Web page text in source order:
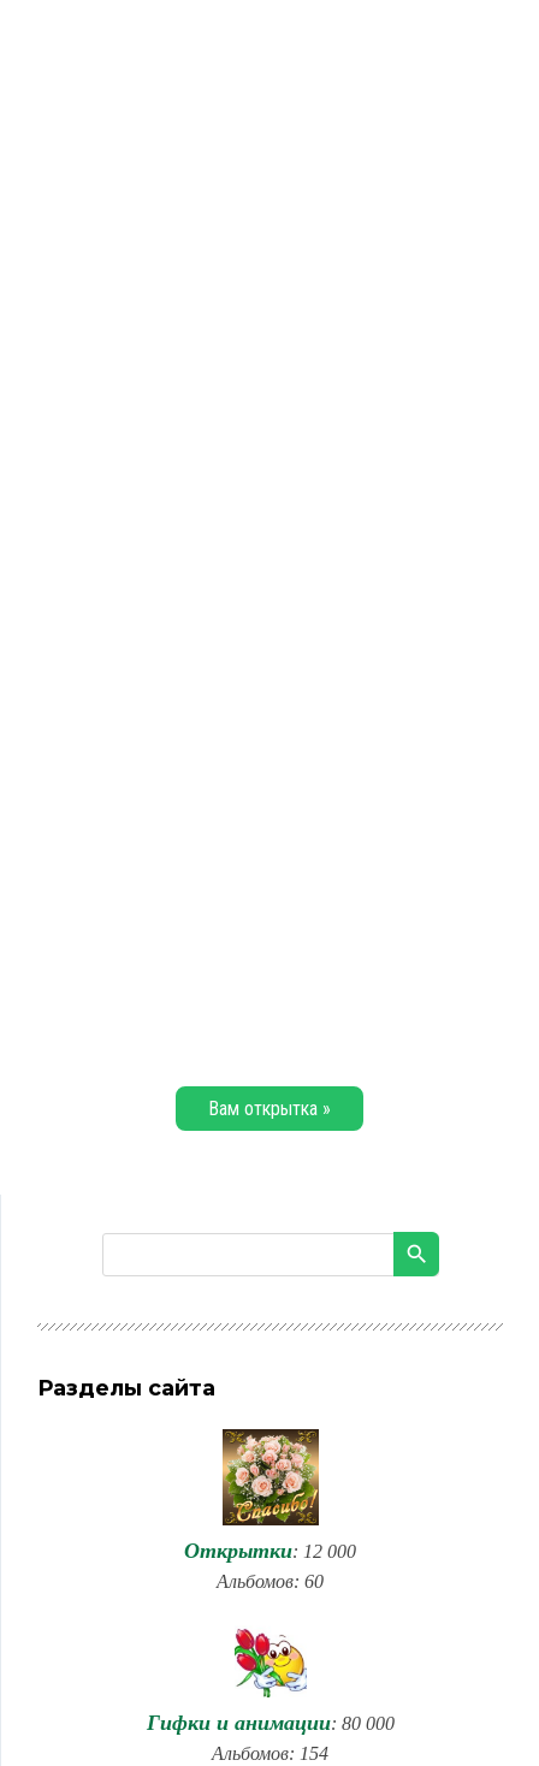
Вам открытка »
Разделы сайта
Открытки: 12 000
Альбомов: 60
Гифки и анимации: 80 000
Альбомов: 154